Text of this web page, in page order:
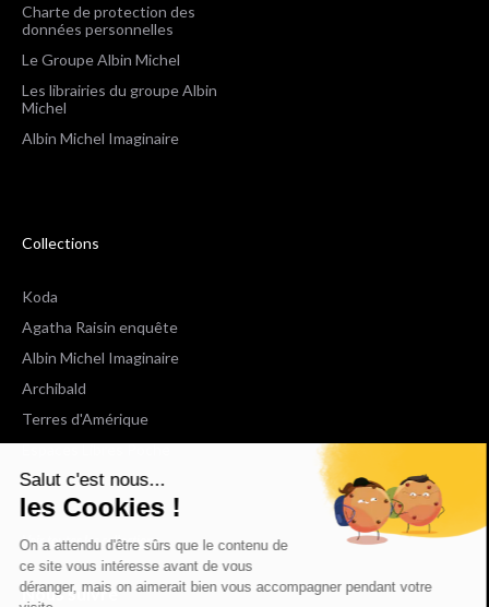
Salut c'est nous...
les Cookies !
On a attendu d'être sûrs que le contenu de
ce site vous intéresse avant de vous
déranger, mais on aimerait bien vous accompagner pendant votre
Charte de protection des
données personnelles
Le Groupe Albin Michel
Les librairies du groupe Albin
Michel
Albin Michel Imaginaire
Collections
Koda
Agatha Raisin enquête
Albin Michel Imaginaire
Archibald
Terres d'Amérique
Espaces Libres Poche
NOX
Wiz
Voir toutes les collections
Nous suivre